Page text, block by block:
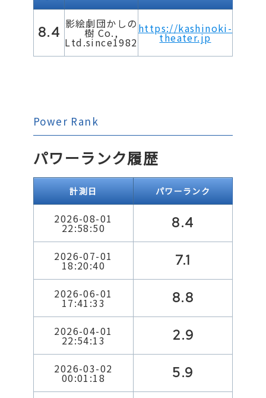
8.4
影絵劇団かしの
樹 Co.,
Ltd.since1982
https://kashinoki-
theater.jp
Power Rank
パワーランク履歴
計測日 パワーランク
2026-08-01
22:58:50 8.4
2026-07-01
18:20:40 7.1
2026-06-01
17:41:33 8.8
2026-04-01
22:54:13 2.9
2026-03-02
00:01:18 5.9